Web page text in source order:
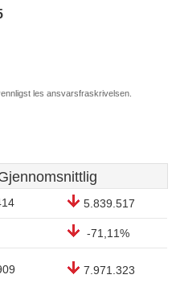
les ansvarsfraskrivelsen.
5.839.517
-71,11%
7.971.323